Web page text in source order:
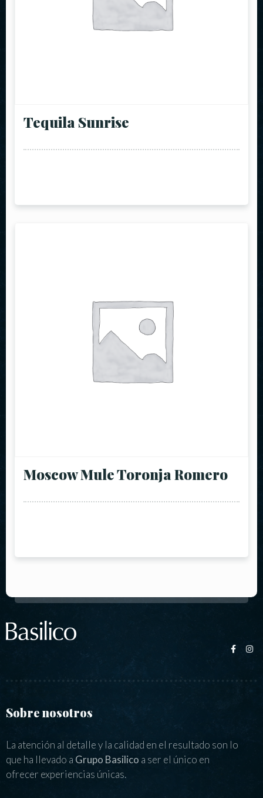
Tequila Sunrise
Moscow Mule Toronja Romero
Sobre nosotros
La atención al detalle y la calidad en el resultado son lo
que ha llevado a Grupo Basilico a ser el único en
ofrecer experiencias únicas.